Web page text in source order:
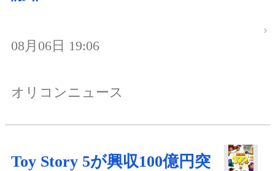
08月06日 19:06
オリコンニュース
Toy Story 5が興収100億円突